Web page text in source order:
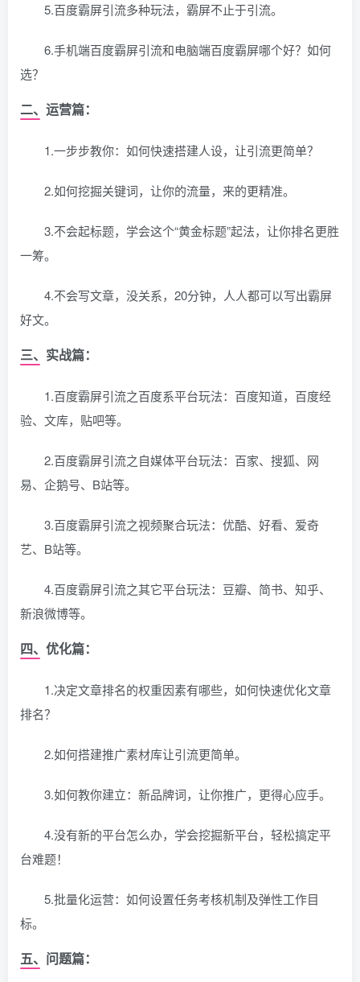
5.百度霸屏引流多种玩法，霸屏不止于引流。
6.手机端百度霸屏引流和电脑端百度霸屏哪个好？如何
选？
二、运营篇：
1.一步步教你：如何快速搭建人设，让引流更简单？
2.如何挖掘关键词，让你的流量，来的更精准。
3.不会起标题，学会这个“黄金标题”起法，让你排名更胜
一筹。
4.不会写文章，没关系，20分钟，人人都可以写出霸屏
好文。
三、实战篇：
1.百度霸屏引流之百度系平台玩法：百度知道，百度经
验、文库，贴吧等。
2.百度霸屏引流之自媒体平台玩法：百家、搜狐、网
易、企鹅号、B站等。
3.百度霸屏引流之视频聚合玩法：优酷、好看、爱奇
艺、B站等。
4.百度霸屏引流之其它平台玩法：豆瓣、简书、知乎、
新浪微博等。
四、优化篇：
1.决定文章排名的权重因素有哪些，如何快速优化文章
排名？
2.如何搭建推广素材库让引流更简单。
3.如何教你建立：新品牌词，让你推广，更得心应手。
4.没有新的平台怎么办，学会挖掘新平台，轻松搞定平
台难题！
5.批量化运营：如何设置任务考核机制及弹性工作目
标。
五、问题篇：